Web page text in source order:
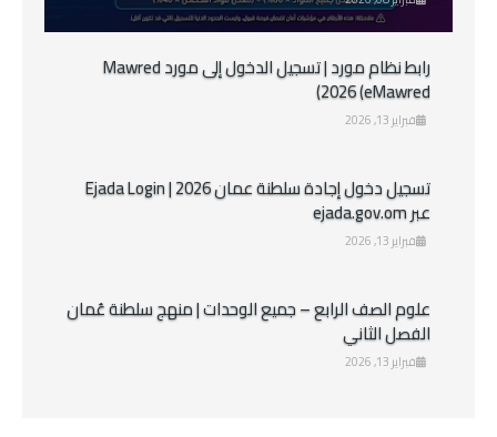
رابط نظام مورد | تسجيل الدخول إلى مورد Mawred
2026 (eMawred)
فبراير 13, 2026
تسجيل دخول إجادة سلطنة عمان 2026 | Ejada Login
عبر ejada.gov.om
فبراير 13, 2026
علوم الصف الرابع – جميع الوحدات | منهج سلطنة عُمان
الفصل الثاني
فبراير 13, 2026